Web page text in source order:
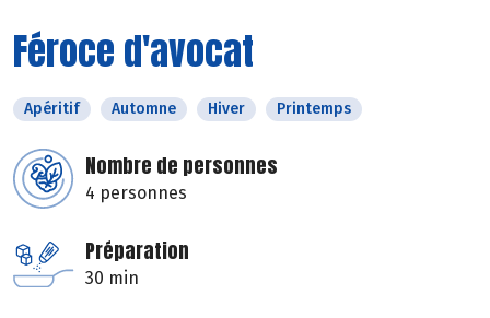
Féroce d'avocat
Apéritif Automne Hiver Printemps
Nombre de personnes
4 personnes
Préparation
30 min